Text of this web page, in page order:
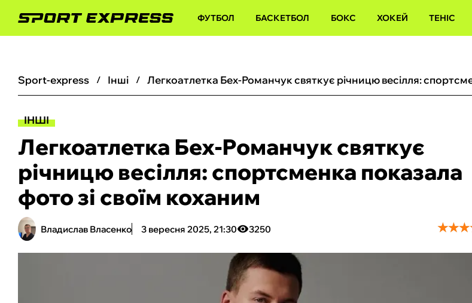
ФУТБОЛ БАСКЕТБОЛ БОКС ХОКЕЙ ТЕНІС
sport-express інші
ІНШІ
Легкоатлетка Бех-Романчук святкує
річницю весілля: спортсменка показала
фото зі своїм коханим
Владислав Власенко 3 вересня 2025, 21:30 3250 ★★★
★★★